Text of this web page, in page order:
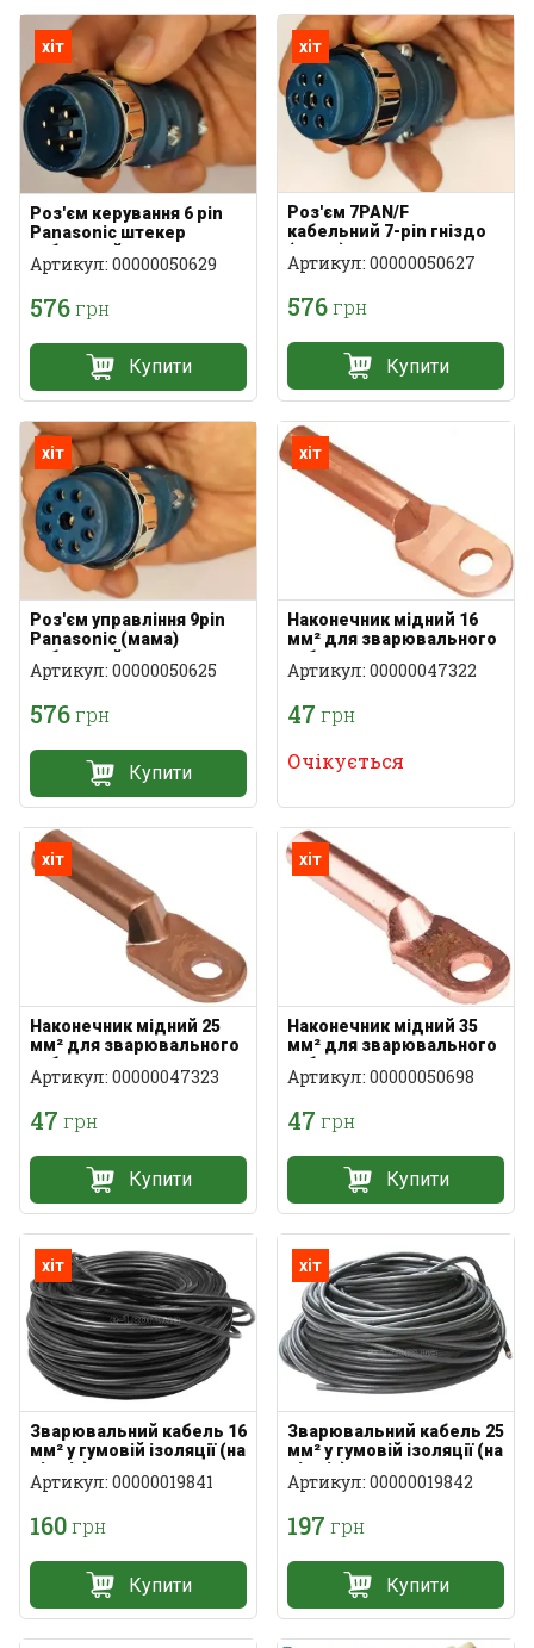
хіт
Роз'єм керування 6 pin
Panasonic штекер
кабельний
Артикул: 00000050629
576грн
Купити
хіт
Роз'єм 7PAN/F
кабельний 7-pin гніздо
(мама)
Артикул: 00000050627
576грн
Купити
хіт
Роз'єм управління 9pin
Panasonic (мама)
кабельний
Артикул: 00000050625
576грн
Купити
хіт
Наконечник мідний 16
мм² для зварювального
кабелю
Артикул: 00000047322
47 грн
Очікується
хіт
Наконечник мідний 25
мм² для зварювального
кабелю
Артикул: 00000047323
47 грн
Купити
хіт
Наконечник мідний 35
мм² для зварювального
кабелю
Артикул: 00000050698
47 грн
Купити
хіт
Зварювальний кабель 16
мм² у гумовій ізоляції (на
відріз)
Артикул: 00000019841
160грн
Купити
хіт
Зварювальний кабель 25
мм² у гумовій ізоляції (на
відріз)
Артикул: 00000019842
197 грн
Купити